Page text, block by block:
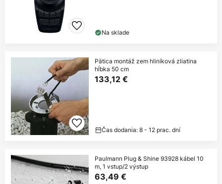
Na sklade
Pätica montáž zem hliníková zliatina
hĺbka 50 cm
133,12 €
Čas dodania: 8 - 12 prac. dní
Paulmann Plug & Shine 93928 kábel 10
m, 1 vstup/2 výstup
63,49 €